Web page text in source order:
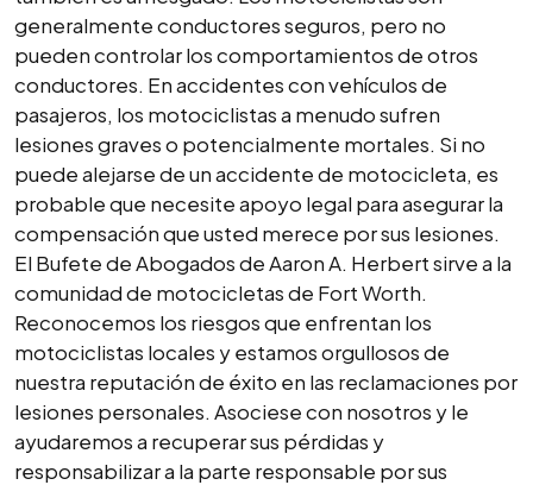
generalmente conductores seguros, pero no
pueden controlar los comportamientos de otros
conductores. En accidentes con vehículos de
pasajeros, los motociclistas a menudo sufren
lesiones graves o potencialmente mortales. Si no
puede alejarse de un accidente de motocicleta, es
probable que necesite apoyo legal para asegurar la
compensación que usted merece por sus lesiones.
El Bufete de Abogados de Aaron A. Herbert sirve a la
comunidad de motocicletas de Fort Worth.
Reconocemos los riesgos que enfrentan los
motociclistas locales y estamos orgullosos de
nuestra reputación de éxito en las reclamaciones por
lesiones personales. Asociese con nosotros y le
ayudaremos a recuperar sus pérdidas y
responsabilizar a la parte responsable por sus